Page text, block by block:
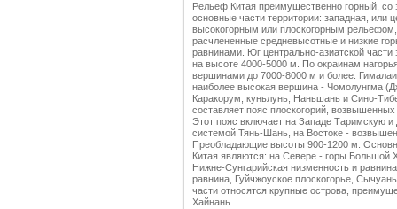
Рельеф Китая преимущественно горный,
основные части территории: западная, или
высокогорным или плоскогорным рельефом,
расчлененные средневысотные и низкие
равнинами. Юг центрально-азиатской части
на высоте 4000-5000 м. По окраинам
вершинами до 7000-8000 м и более:
наиболее высокая вершина - Чомолунгма
Каракорум, куньлунь, Наньшань и Сино-
составляет пояс плоскогорий,
Этот пояс включает на Западе Таримскую
системой Тянь-Шань, на Востоке -
Преобладающие высоты 900-1200 м.
Китая являются: на Севере - горы Большой
Нижне-Сунгарийская низменность и
равнина, Гуйчжоуское плоскогорье,
части относятся крупные острова,
Хайнань.